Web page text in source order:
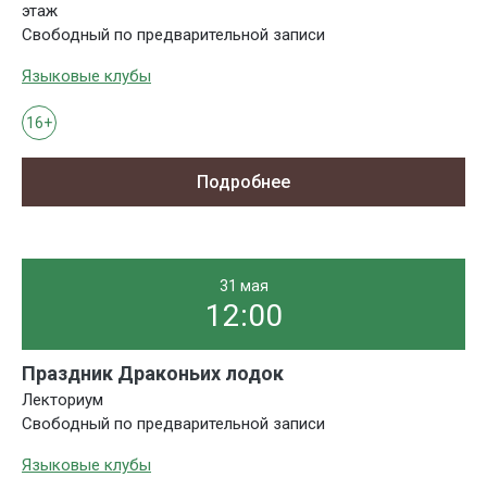
этаж
Свободный по предварительной записи
Языковые клубы
16+
Подробнее
31 мая
12:00
Праздник Драконьих лодок
Лекториум
Свободный по предварительной записи
Языковые клубы